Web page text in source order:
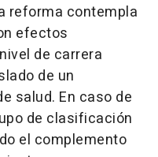
reforma contempla
efectos
de carrera
de un
salud. En caso de
de clasificación
el complemento